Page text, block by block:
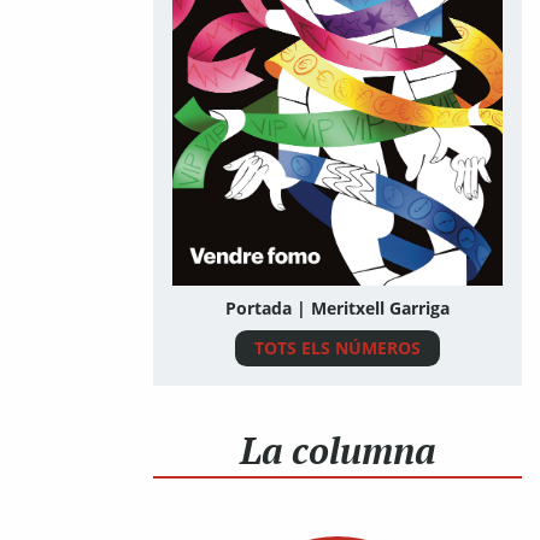
Portada | Meritxell Garriga
TOTS ELS NÚMEROS
La columna